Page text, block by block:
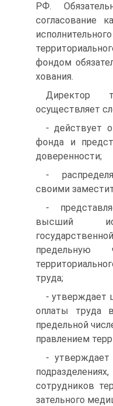
РФ.
согласование
фондом
хования.
Директор
осуществляет
- действует
фонда и
доверенности;
-
своими
-
высший
предельную
труда;
- утверждает
оплаты труда
предельной
правлением
- утверждает
сотрудников
зательного